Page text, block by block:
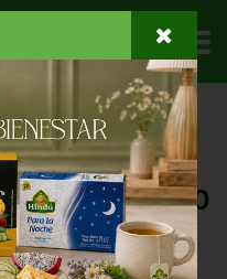
MI PAN COCONUT
GEMS 10